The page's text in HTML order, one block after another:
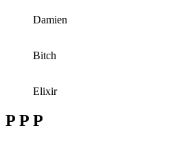
Damien
Bitch
Elixir
P P P